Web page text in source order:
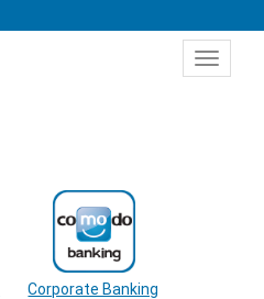
Toggle
Corporate Banking